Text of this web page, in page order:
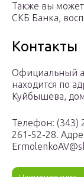
Также вы
СКБ Банка,
Контакты
Официальный
находится по
Куйбышева,
Телефон: (343)
261-52-28.